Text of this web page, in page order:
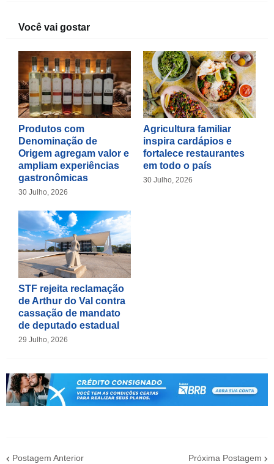
Você vai gostar
Produtos com
Denominação de
Origem agregam valor e
ampliam experiências
gastronômicas
30 Julho, 2026
Agricultura familiar
inspira cardápios e
fortalece restaurantes
em todo o país
30 Julho, 2026
STF rejeita reclamação
de Arthur do Val contra
cassação de mandato
de deputado estadual
29 Julho, 2026
Postagem Anterior Próxima Postagem